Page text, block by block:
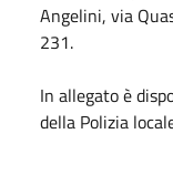
Angelini, via
231.
In allegato è
della Polizia